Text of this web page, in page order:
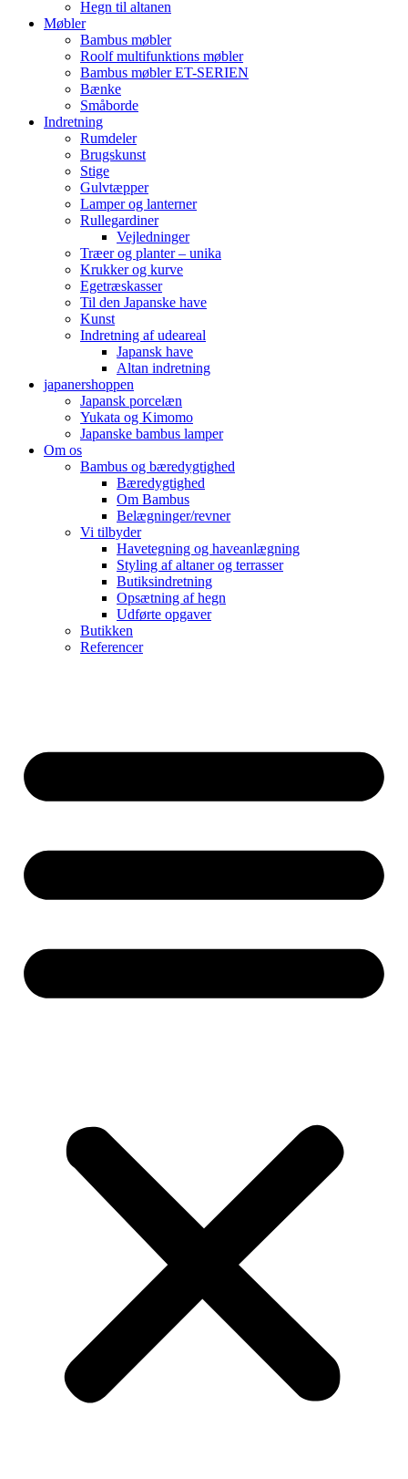
Hegn til altanen
Møbler
Bambus møbler
Roolf multifunktions møbler
Bambus møbler ET-SERIEN
Bænke
Småborde
Indretning
Rumdeler
Brugskunst
Stige
Gulvtæpper
Lamper og lanterner
Rullegardiner
Vejledninger
Træer og planter – unika
Krukker og kurve
Egetræskasser
Til den Japanske have
Kunst
Indretning af udeareal
Japansk have
Altan indretning
japanershoppen
Japansk porcelæn
Yukata og Kimomo
Japanske bambus lamper
Om os
Bambus og bæredygtighed
Bæredygtighed
Om Bambus
Belægninger/revner
Vi tilbyder
Havetegning og haveanlægning
Styling af altaner og terrasser
Butiksindretning
Opsætning af hegn
Udførte opgaver
Butikken
Referencer